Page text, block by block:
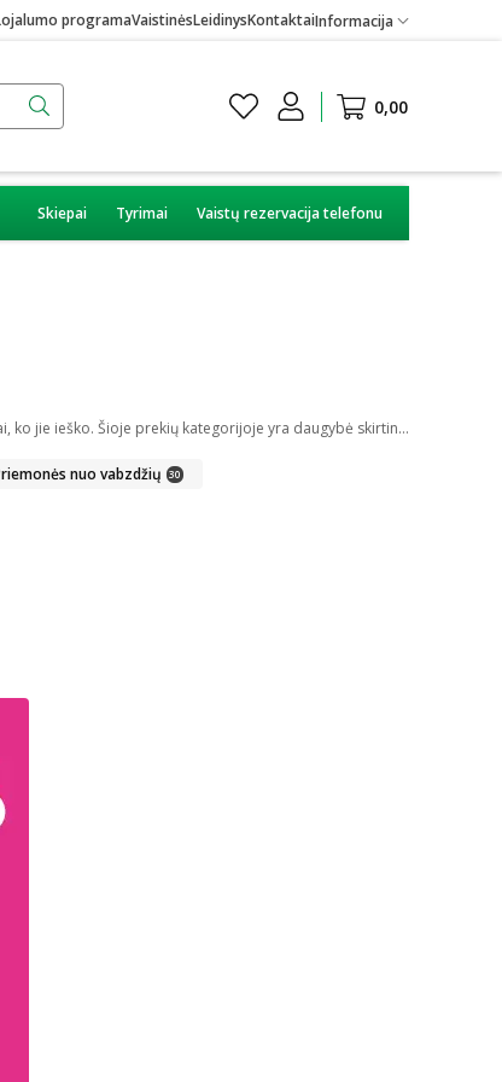
programaVaistinėsLeidinysKontaktaiInformacija
0,00
Skiepai Tyrimai Vaistų rezervacija telefonu
Internetinėje vaistinėje galite įsigyti skirtingų medicininių prekių. Platus įvairių priemonių ir technikos pasirinkimas leis visiems pirkėjams lengviau rasti tai, ko jie ieško. Šioje prekių kategorijoje yra daugybė skirtingų medicinos priemonių ir priedų, pradedant specialiais kremais ir pleistrais, baigiant kapsulėmis ar drėkinančiais akių lašais. Jeigu jums sunku apsispręsti, kurie produktai būtų geriausias ar tinkamiausias pasirinkimas, mūsų konsultantai gali jums patarti nuotoliniu būdu: internetu aktyviame pokalbio lange, el. paštu ar telefonu.
nuo vabzdžių 30